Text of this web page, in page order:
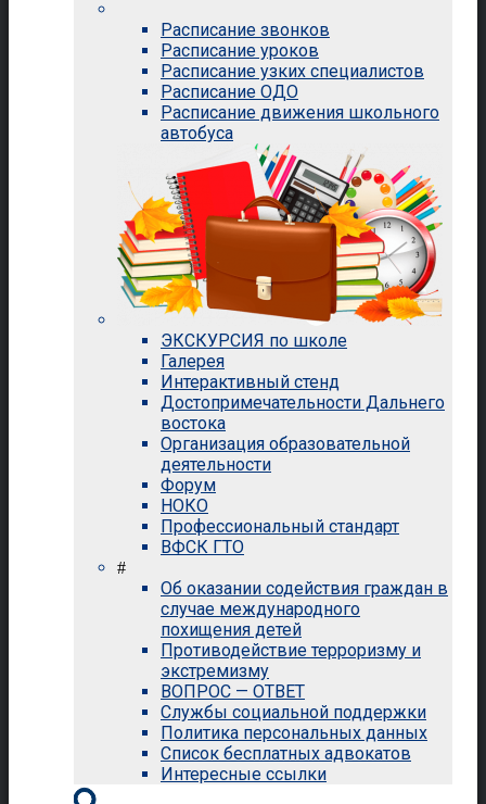
Расписание звонков
Расписание уроков
Расписание узких специалистов
Расписание ОДО
Расписание движения школьного
автобуса
ЭКСКУРСИЯ по школе
Галерея
Интерактивный стенд
Достопримечательности Дальнего
востока
Организация образовательной
деятельности
Форум
НОКО
Профессиональный стандарт
ВФСК ГТО
#
Об оказании содействия граждан в
случае международного
похищения детей
Противодействие терроризму и
экстремизму
ВОПРОС — ОТВЕТ
Службы социальной поддержки
Политика персональных данных
Список бесплатных адвокатов
Интересные ссылки